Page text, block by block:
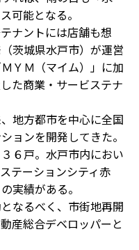
可能となる。
ナントには店舗も想
茨城県水戸市）が運営
ＹＭ（マイム）」に加
た商業・サービステナ
地方都市を中心に全国
ョンを開発してきた。
６戸。水戸市内におい
テーションシティ赤
実績がある。
なるべく、市街地再開
産総合デベロッパーと